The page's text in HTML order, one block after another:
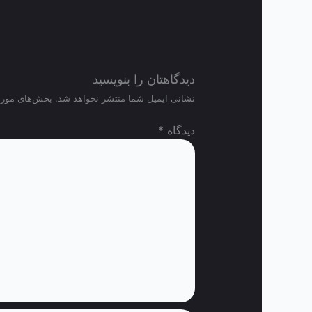
دیدگاهتان را بنویسید
نشانی ایمیل شما منتشر نخواهد شد. بخش‌های
دیدگاه *